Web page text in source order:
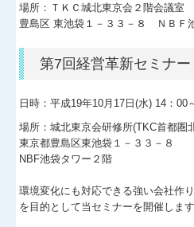
場所：ＴＫＣ城北東京会２階会議室
豊島区 東池袋１－３３－８ ＮＢＦ
第7回経営革新セミナー
日時：平成19年10月17日(水) 14：00
場所：城北東京会研修所(TKC首都圏
東京都豊島区東池袋１－３３－８
NBF池袋タワー２階
環境変化にも対応できる強い会社作
を目的として当セミナーを開催しま